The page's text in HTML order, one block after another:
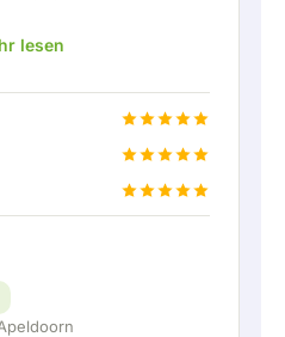
Rico hat mich stets gut
Nach der
sogar ein kostenloser
um die Heimbatterie
top. Kurzum: ein sehr
Weiter so!
lesen